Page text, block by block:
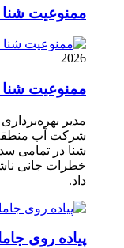
ممنوعیت شنا
2026
ممنوعیت شنا
مدیر
شرکت آب
شنا در تمامی
خطرات جانی
داد.
پیاده روی